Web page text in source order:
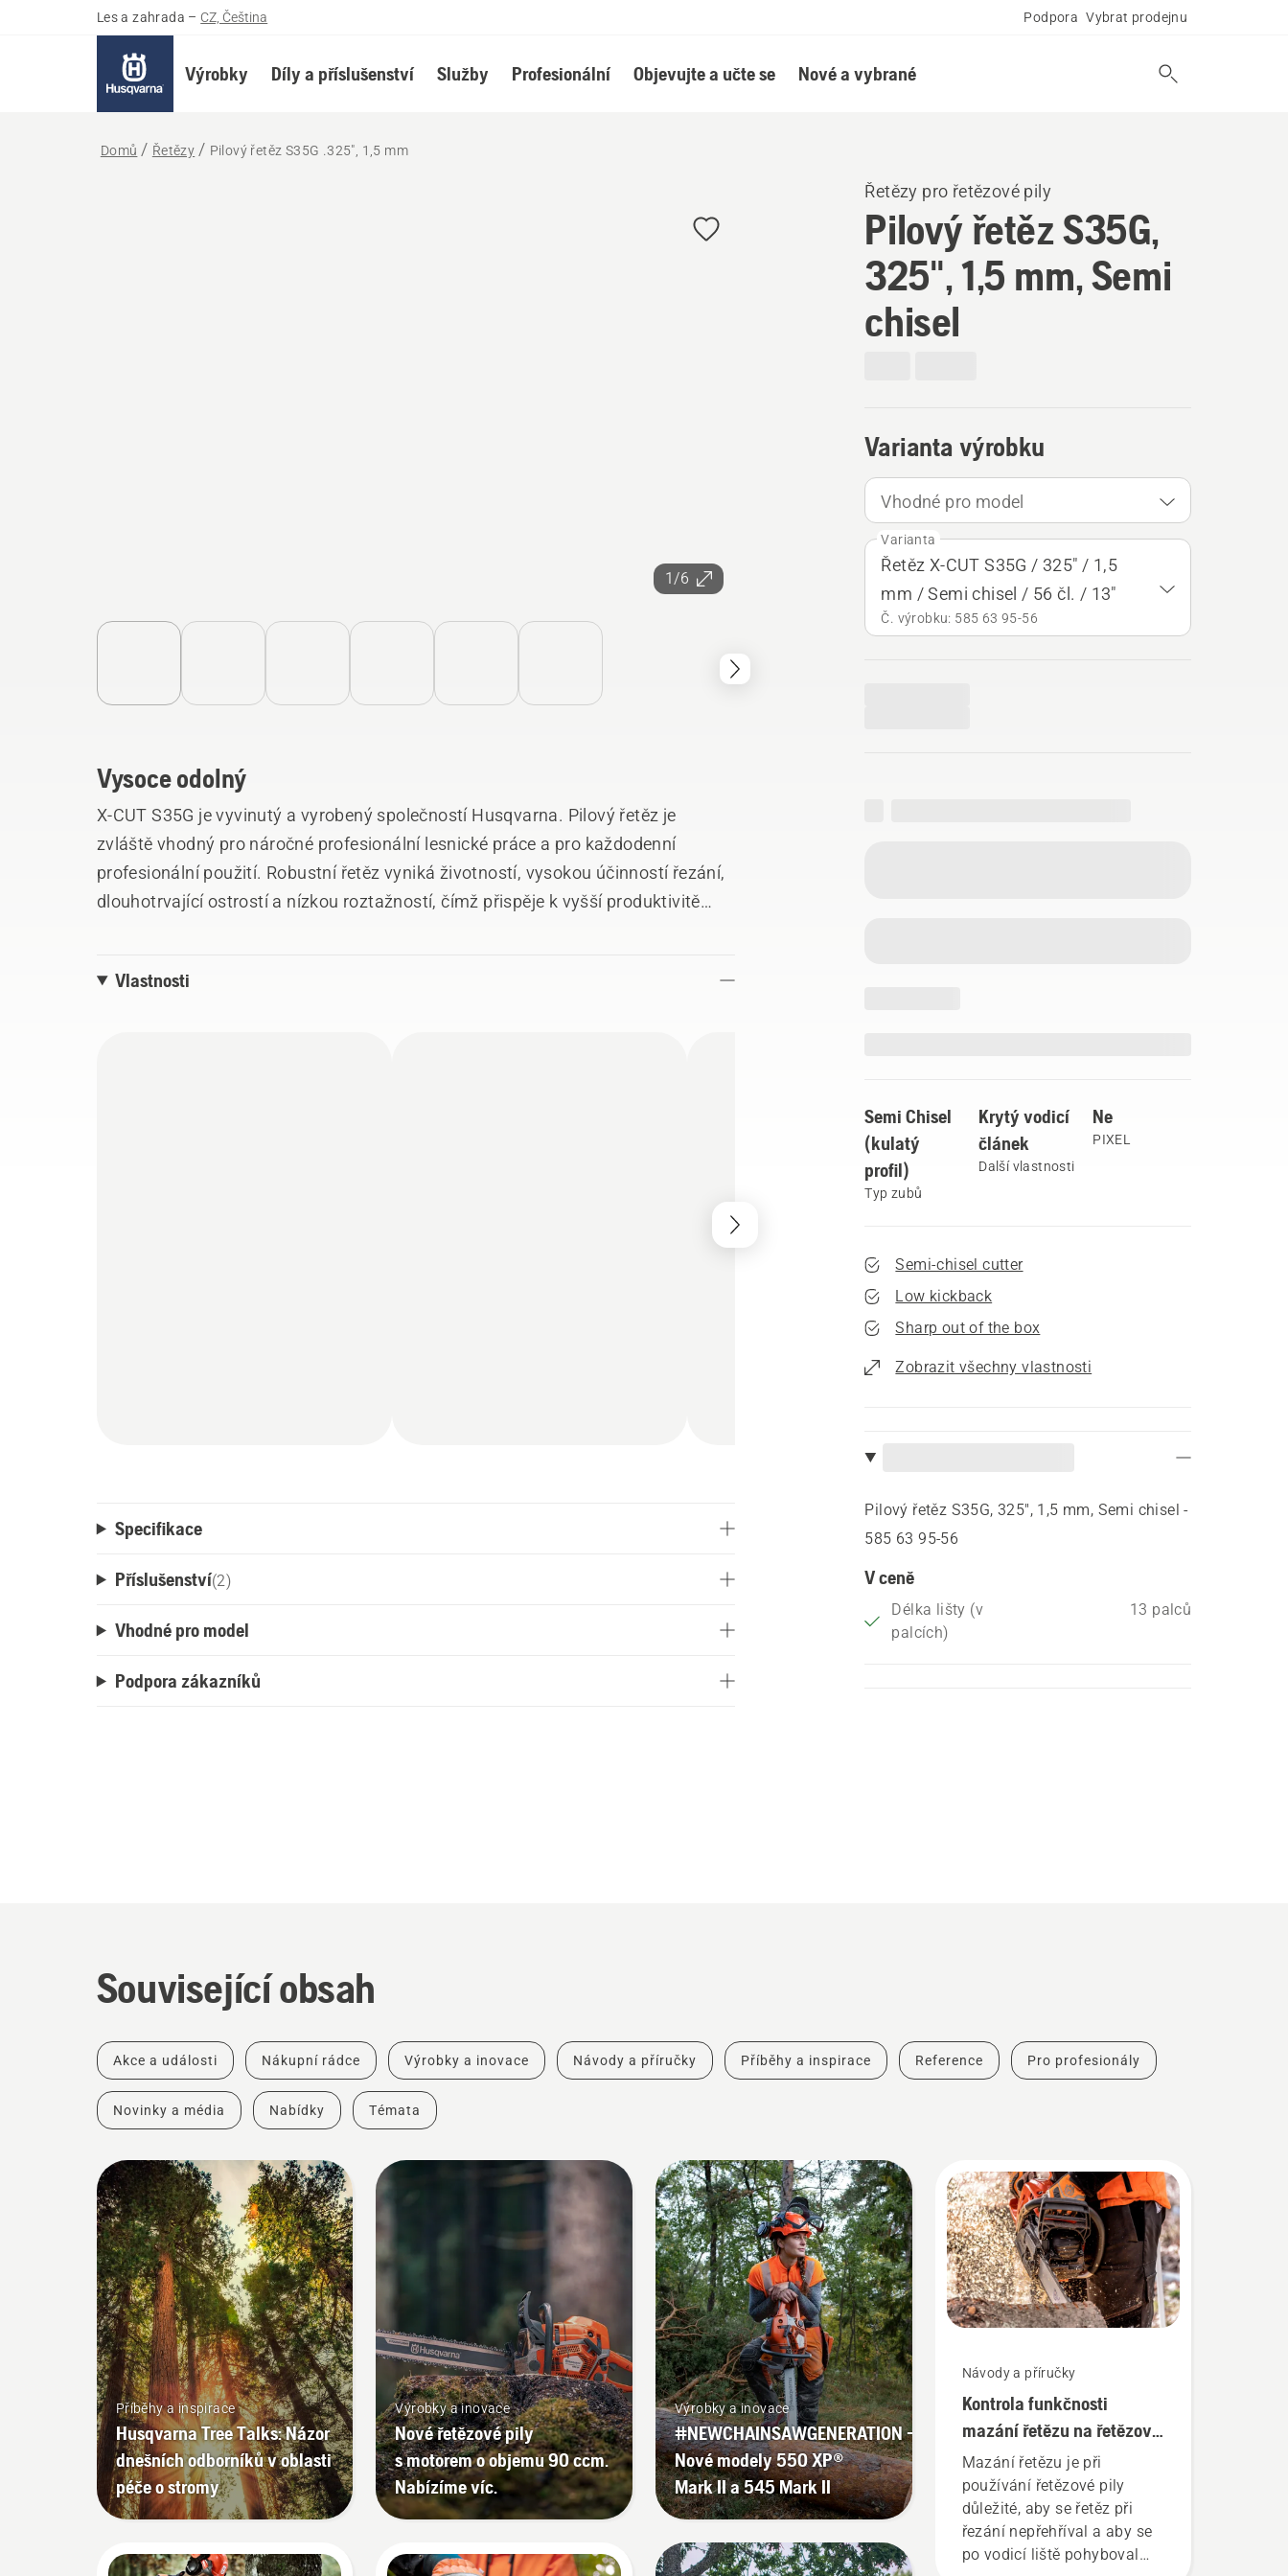
Les a zahrada – CZ, Čeština Podpora Vybrat prodejnu
Výrobky Díly a příslušenství Služby Profesionální Objevujte a učte se Nové a vybrané
Domů Řetězy Pilový řetěz S35G .325", 1,5 mm
1/6
Řetězy pro řetězové pily
Pilový řetěz S35G,
325", 1,5 mm, Semi
chisel
Varianta výrobku
Vhodné pro model
Varianta
Řetěz X-CUT S35G / 325" / 1,5
mm / Semi chisel / 56 čl. / 13"
Č. výrobku: 585 63 95‑56
Semi Chisel
(kulatý
profil)
Typ zubů
Krytý vodicí
článek
Další vlastnosti
Ne
PIXEL
Semi-chisel cutter
Low kickback
Sharp out of the box
Zobrazit všechny vlastnosti
Pilový řetěz S35G, 325", 1,5 mm, Semi chisel -
585 63 95‑56
V ceně
Délka lišty (v
palcích)
13 palců
Vysoce odolný
X-CUT S35G je vyvinutý a vyrobený společností Husqvarna. Pilový řetěz je
zvláště vhodný pro náročné profesionální lesnické práce a pro každodenní
profesionální použití. Robustní řetěz vyniká životností, vysokou účinností řezání,
dlouhotrvající ostrostí a nízkou roztažností, čímž přispěje k vyšší produktivitě
Vlastnosti
Specifikace
Příslušenství(2)
Vhodné pro model
Podpora zákazníků
Související obsah
Akce a události Nákupní rádce Výrobky a inovace Návody a příručky Příběhy a inspirace Reference Pro profesionály
Novinky a média Nabídky Témata
Příběhy a inspirace
Husqvarna Tree Talks: Názor
dnešních odborníků v oblasti
péče o stromy
Výrobky a inovace
Nové řetězové pily
s motorem o objemu 90 ccm.
Nabízíme víc.
Výrobky a inovace
#NEWCHAINSAWGENERATION –
Nové modely 550 XP®
Mark II a 545 Mark II
Návody a příručky
Kontrola funkčnosti
mazání řetězu na řetězové
pile
Mazání řetězu je při
používání řetězové pily
důležité, aby se řetěz při
řezání nepřehříval a aby se
po vodicí liště pohyboval